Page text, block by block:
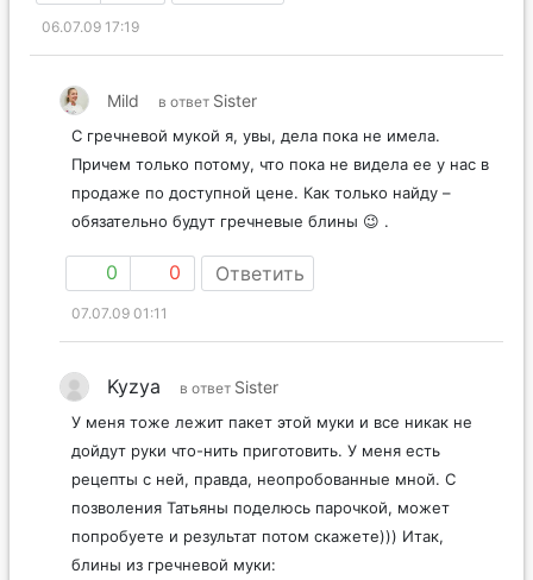
06.07.09 17:19
Mild в ответ Sister
С гречневой мукой я, увы, дела пока не имела.
Причем только потому, что пока не видела ее у нас в
продаже по доступной цене. Как только найду –
обязательно будут гречневые блины 😉 .
0 0 Ответить
07.07.09 01:11
Kyzya в ответ Sister
У меня тоже лежит пакет этой муки и все никак не
дойдут руки что-нить приготовить. У меня есть
рецепты с ней, правда, неопробованные мной. С
позволения Татьяны поделюсь парочкой, может
попробуете и результат потом скажете))) Итак,
блины из гречневой муки: